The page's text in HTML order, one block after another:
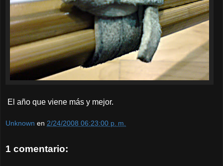
El año que viene más y mejor.
Unknown en 2/24/2008 06:23:00 p. m.
1 comentario: